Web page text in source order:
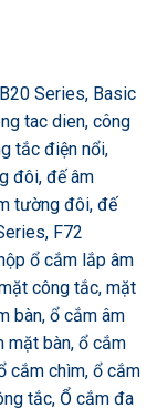
Series, Basic
tac dien, công
tắc điện nổi,
đôi, đế âm
tường đôi, đế
F72
ổ cắm lắp âm
công tắc, mặt
bàn, ổ cắm âm
mặt bàn, ổ cắm
cắm chìm, ổ cắm
tắc, Ổ cắm đa